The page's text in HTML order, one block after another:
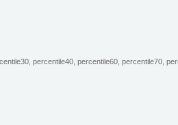
percentile40, percentile60, percentile70,